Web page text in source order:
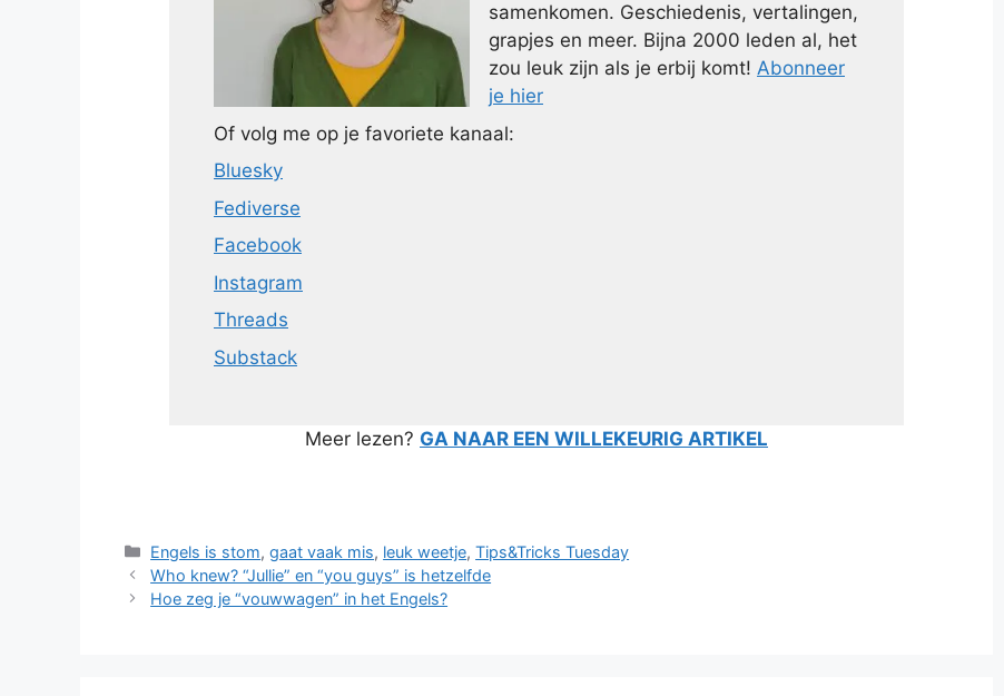
samenkomen. Geschiedenis, vertalingen,
grapjes en meer. Bijna 2000 leden al, het
zou leuk zijn als je erbij komt! Abonneer
je hier
Of volg me op je favoriete kanaal:
Bluesky
Fediverse
Facebook
Instagram
Threads
Substack
Meer lezen? GA NAAR EEN WILLEKEURIG ARTIKEL
Categorieën
Engels is stom,gaat vaak mis, leuk weetje,Tips&Tricks Tuesday
Who knew? “Jullie” en “you guys” is hetzelfde
Hoe zeg je “vouwwagen” in het Engels?